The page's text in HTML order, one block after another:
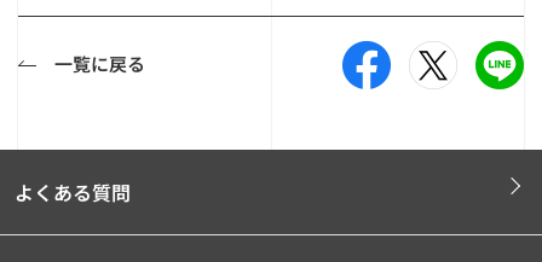
一覧に戻る
よくある質問